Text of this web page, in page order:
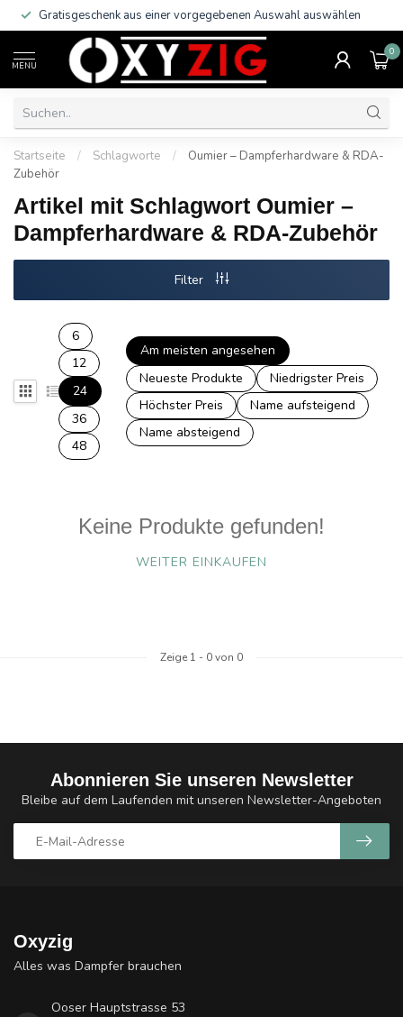
Gratisgeschenk aus einer vorgegebenen Auswahl auswählen
MENU
0
Startseite / Schlagworte /
Oumier – Dampferhardware & RDA-
Zubehör
Artikel mit Schlagwort Oumier –
Dampferhardware & RDA-Zubehör
Filter
6
12
24
36
48
Am meisten angesehen
Neueste Produkte
Niedrigster Preis
Höchster Preis
Name aufsteigend
Name absteigend
Keine Produkte gefunden!
WEITER EINKAUFEN
Zeige 1 - 0von 0
Abonnieren Sie unseren Newsletter
Bleibe auf dem Laufenden mit unseren Newsletter-Angeboten
Oxyzig
Alles was Dampfer brauchen
Ooser Hauptstrasse 53